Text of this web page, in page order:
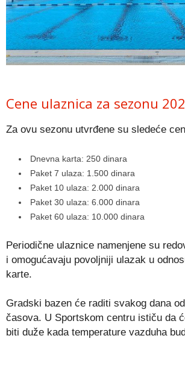
Cene ulaznica za sezonu
Za ovu sezonu utvrđene su sledeće
Dnevna karta: 250 dinara
Paket 7 ulaza: 1.500 dinara
Paket 10 ulaza: 2.000 dinara
Paket 30 ulaza: 6.000 dinara
Paket 60 ulaza: 10.000 dinara
Periodične ulaznice namenjene su
i omogućavaju povoljniji ulazak u
karte.
Gradski bazen će raditi svakog dana
časova. U Sportskom centru ističu da
biti duže kada temperature vazduha